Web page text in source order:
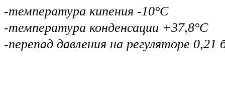
-температура кипения -10°С
-температура конденсации +37,8°С
-перепад давления на регуляторе 0,21